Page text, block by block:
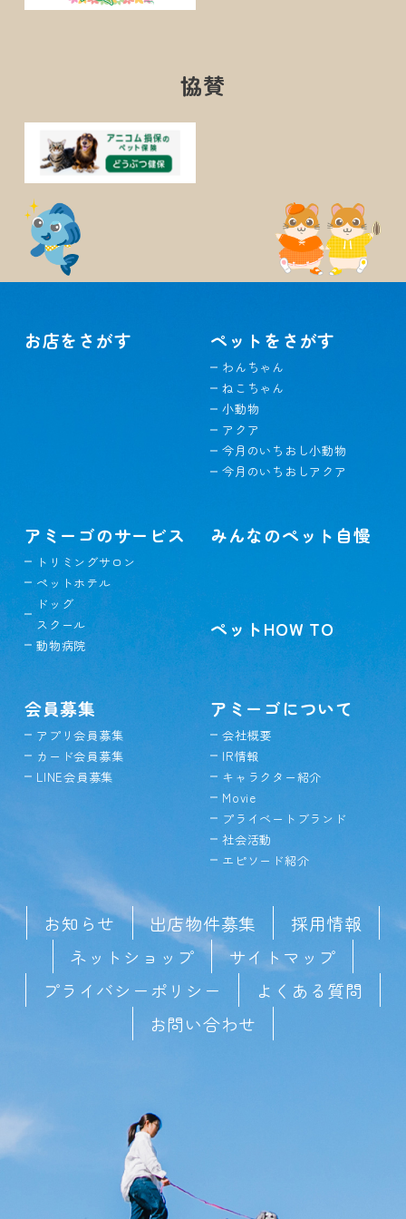
協賛
お店をさがす ペットをさがす
わんちゃん
ねこちゃん
小動物
アクア
今月のいちおし小動物
今月のいちおしアクア
アミーゴのサービス
トリミングサロン
ペットホテル
ドッグ
スクール
動物病院
みんなのペット自慢
ペットHOW TO
会員募集
アプリ会員募集
カード会員募集
LINE会員募集
アミーゴについて
会社概要
IR情報
キャラクター紹介
Movie
プライベートブランド
社会活動
エピソード紹介
お知らせ 出店物件募集
採用情報
ネットショップ
サイトマップ
プライバシーポリシー
よくある質問
お問い合わせ